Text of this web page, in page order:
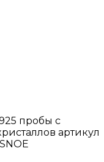
пробы с
артикул